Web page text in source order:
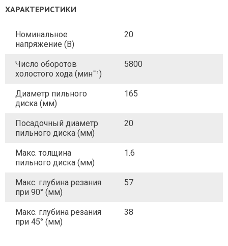
ХАРАКТЕРИСТИКИ
Номинальное
напряжение (В)
20
Число оборотов
холостого хода (минˉ¹)
5800
Диаметр пильного
диска (мм)
165
Посадочный диаметр
пильного диска (мм)
20
Макс. толщина
пильного диска (мм)
1.6
Макс. глубина резания
при 90° (мм)
57
Макс. глубина резания
при 45° (мм)
38